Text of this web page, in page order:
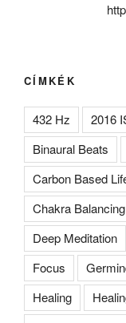
CÍMKÉK
432 Hz 2016
Binaural Beats
Carbon Based
Chakra Balancing
Deep Meditation
Focus
Healing